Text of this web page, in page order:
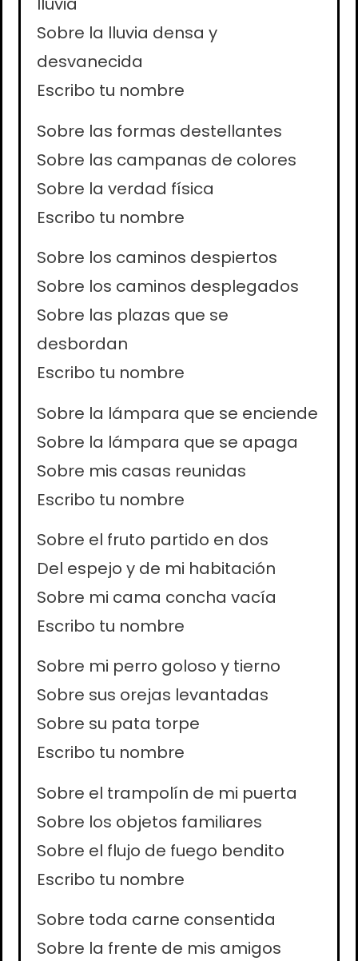
Sobre la lluvia densa y
desvanecida
Escribo tu nombre
Sobre las formas destellantes
Sobre las campanas de colores
Sobre la verdad física
Escribo tu nombre
Sobre los caminos despiertos
Sobre los caminos desplegados
Sobre las plazas que se
desbordan
Escribo tu nombre
Sobre la lámpara que se enciende
Sobre la lámpara que se apaga
Sobre mis casas reunidas
Escribo tu nombre
Sobre el fruto partido en dos
Del espejo y de mi habitación
Sobre mi cama concha vacía
Escribo tu nombre
Sobre mi perro goloso y tierno
Sobre sus orejas levantadas
Sobre su pata torpe
Escribo tu nombre
Sobre el trampolín de mi puerta
Sobre los objetos familiares
Sobre el flujo de fuego bendito
Escribo tu nombre
Sobre toda carne consentida
Sobre la frente de mis amigos